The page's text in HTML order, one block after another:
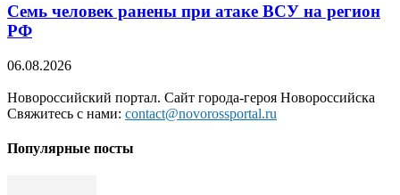
Семь человек ранены при атаке ВСУ на регион
РФ
06.08.2026
Новороссийский портал. Сайт города-героя Новороссийска
Свяжитесь с нами: contact@novorossportal.ru
Популярные посты